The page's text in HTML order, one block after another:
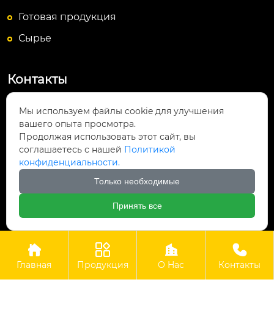
Готовая продукция
Сырье
Контакты

Посёлок Байюньшань, уезд Чаншунь,
провинция Гуйчжоу
info@lightsunfrp.com

＋8615089178426
Авторское право©ООО Гуйчжоу Гуангри Технолоджи

Главная

Продукция

О Hас

Контакты
Мы используем файлы cookie для улучшения
вашего опыта просмотра.
Продолжая использовать этот сайт, вы
соглашаетесь с нашей Политикой
конфиденциальности.
Только необходимые
Принять все